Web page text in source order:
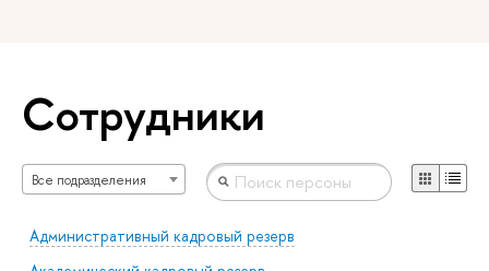
Сотрудники
Все подразделения
Административный кадровый резерв